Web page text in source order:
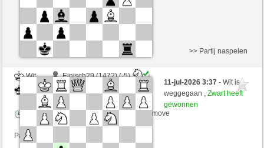
Wit
Einisch29 (1472) (-5)
Zwart
arsenegal (1780) (+5)
Speelduur: 2 minutes/side + 0 seconds/move
Partij telt mee voor de ranglijst
>> Partij naspelen
11-jul-2026 3:37- Wit is
weggegaan ,Zwart heeft
gewonnen